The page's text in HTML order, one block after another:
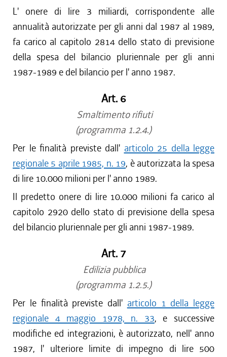
L' onere di lire 3 miliardi, corrispondente alle
annualità autorizzate per gli anni dal 1987 al 1989,
fa carico al capitolo 2814 dello stato di previsione
della spesa del bilancio pluriennale per gli anni
1987-1989 e del bilancio per l' anno 1987.
Art. 6
Smaltimento rifiuti
(programma 1.2.4.)
Per le finalità previste dall' articolo 25 della legge
regionale 5 aprile 1985, n. 19, è autorizzata la spesa
di lire 10.000 milioni per l' anno 1989.
Il predetto onere di lire 10.000 milioni fa carico al
capitolo 2920 dello stato di previsione della spesa
del bilancio pluriennale per gli anni 1987-1989.
Art. 7
Edilizia pubblica
(programma 1.2.5.)
Per le finalità previste dall' articolo 1 della legge
regionale 4 maggio 1978, n. 33, e successive
modifiche ed integrazioni, è autorizzato, nell' anno
1987, l' ulteriore limite di impegno di lire 500